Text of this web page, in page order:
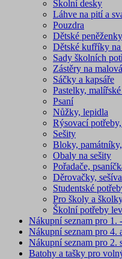
Školní desky
Láhve na pití a
Pouzdra
Dětské peněženky
Dětské kufříky
Sady školních
Zástěry na
Sáčky a kapsáře
Pastelky,
Psaní
Nůžky, lepidla
Rýsovací
Sešity
Bloky,
Obaly na sešity
Pořadače,
Děrovačky,
Studentské
Pro školy a
Školní potřeby
Nákupní seznam pro 1.
Nákupní seznam pro 4.
Nákupní seznam pro 2.
Batohy a tašky pro